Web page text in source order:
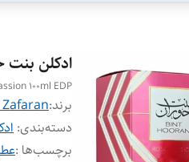
ادکلن بنت
100ml EDP
برند:
دسته‌بندی:
برچسب‌ها :